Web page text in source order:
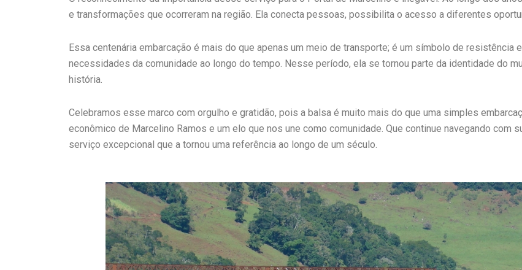
e transformações que ocorreram na região. Ela conecta pessoas, possibilita o acesso a diferentes
Essa centenária embarcação é mais do que apenas um meio de transporte; é um símbolo de resistência
necessidades da comunidade ao longo do tempo. Nesse período, ela se tornou parte da identidade do
história.
Celebramos esse marco com orgulho e gratidão, pois a balsa é muito mais do que uma simples
econômico de Marcelino Ramos e um elo que nos une como comunidade. Que continue navegando com
serviço excepcional que a tornou uma referência ao longo de um século.